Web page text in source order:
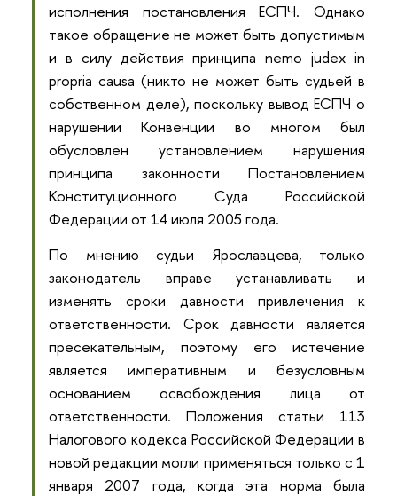
исполнения постановления ЕСПЧ. Однако
такое обращение не может быть допустимым
и в силу действия принципа nemo judex in
propria causa (никто не может быть судьей в
собственном деле), поскольку вывод ЕСПЧ о
нарушении Конвенции во многом был
обусловлен установлением нарушения
принципа законности Постановлением
Конституционного Суда Российской
Федерации от 14 июля 2005 года.
По мнению судьи Ярославцева, только
законодатель вправе устанавливать и
изменять сроки давности привлечения к
ответственности. Срок давности является
пресекательным, поэтому его истечение
является императивным и безусловным
основанием освобождения лица от
ответственности. Положения статьи 113
Налогового кодекса Российской Федерации в
новой редакции могли применяться только с 1
января 2007 года, когда эта норма была